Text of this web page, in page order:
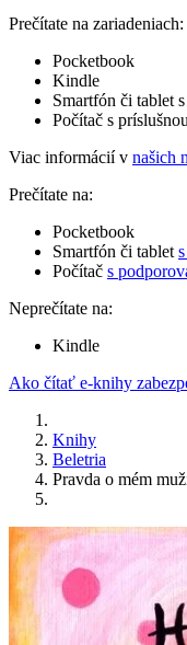
Prečítate na zariadeniach:
Pocketbook
Kindle
Smartfón či tablet
Počítač s
Viac informácií v našich
Prečítate na:
Pocketbook
Smartfón či tablet
Počítač s
Neprečítate na:
Kindle
Ako čítať e-knihy
Knihy
Beletria
Pravda o mém